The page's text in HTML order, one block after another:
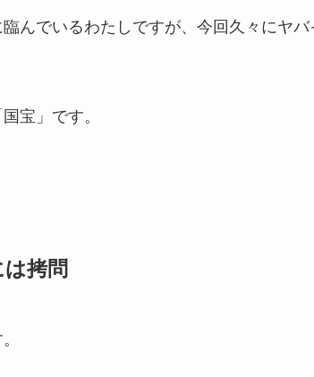
んでいるわたしですが、今回久々にヤ
宝」です。
拷問